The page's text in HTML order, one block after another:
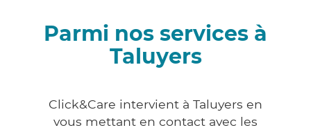
Parmi nos services à
Taluyers
Click&Care intervient à Taluyers en
vous mettant en contact avec les